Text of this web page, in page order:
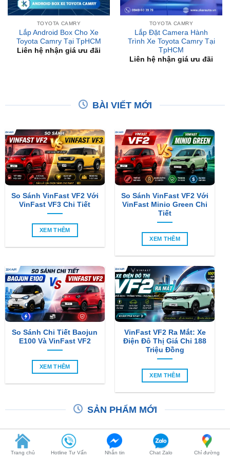
Lắp Android Box Cho Xe
Toyota Camry Tại TpHCM
Liên hệ nhận giá ưu đãi
Lắp Đặt Camera Hành
Trình Xe Toyota Camry Tại
TpHCM
Liên hệ nhận giá ưu đãi
So Sánh VinFast VF2 Với
VinFast VF3 Chi Tiết
XEM THÊM
So Sánh VinFast VF2 Với
VinFast Minio Green Chi
Tiết
XEM THÊM
So Sánh Chi Tiết Baojun
E100 Và VinFast VF2
XEM THÊM
VinFast VF2 Ra Mắt: Xe
Điện Đô Thị Giá Chỉ 188
Triệu Đồng
XEM THÊM
SẢN PHẨM MỚI
Camera 360 SAFEVIEW Camera 360 Dành Riêng
Trang chủ Hotline Tư Vấn Nhắn tin Chat Zalo Chỉ đường